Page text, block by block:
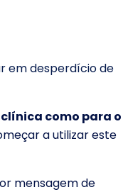
em desperdício de
como para o
a utilizar este
mensagem de